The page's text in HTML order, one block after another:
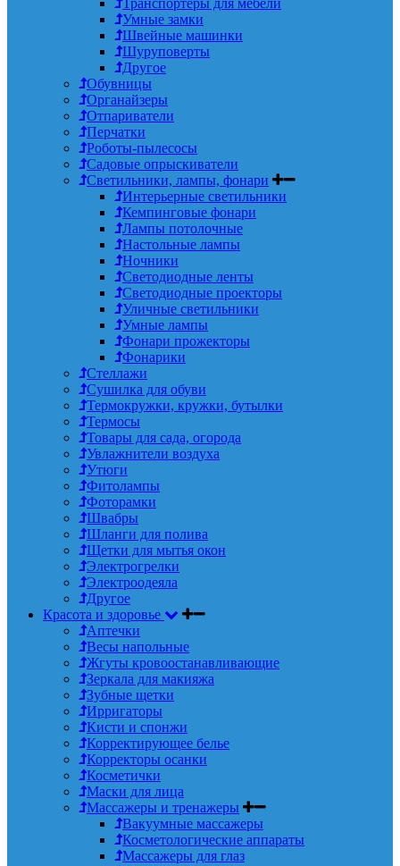
Умные замки
Швейные машинки
Шуруповерты
Другое
Обувницы
Органайзеры
Отпариватели
Перчатки
Роботы-пылесосы
Садовые опрыскиватели
Светильники, лампы, фонари
Интерьерные светильники
Кемпинговые фонари
Лампы потолочные
Настольные лампы
Ночники
Светодиодные ленты
Светодиодные проекторы
Уличные светильники
Умные лампы
Фонари прожекторы
Фонарики
Стеллажи
Сушилка для обуви
Термокружки, кружки, бутылки
Термосы
Товары для сада, огорода
Увлажнители воздуха
Утюги
Фитолампы
Фоторамки
Швабры
Шланги для полива
Щетки для мытья окон
Электрогрелки
Электроодеяла
Другое
Красота и здоровье
Аптечки
Весы напольные
Жгуты кровоостанавливающие
Зеркала для макияжа
Зубные щетки
Ирригаторы
Кисти и спонжи
Корректирующее белье
Корректоры осанки
Косметички
Маски для лица
Массажеры и тренажеры
Вакуумные массажеры
Косметологические аппараты
Массажеры для глаз